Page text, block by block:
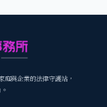
與企業的法律守護站，